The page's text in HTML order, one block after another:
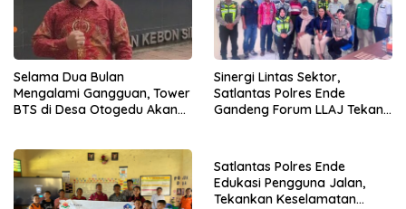
Selama Dua Bulan
Mengalami Gangguan, Tower
BTS di Desa Otogedu Akan
Sinergi Lintas Sektor,
Satlantas Polres Ende
Gandeng Forum LLAJ Tekan
Satlantas Polres Ende
Edukasi Pengguna Jalan,
Tekankan Keselamatan